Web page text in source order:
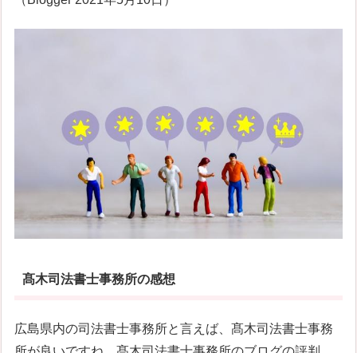
髙木司法書士事務所の感想
広島県内の司法書士事務所と言えば、髙木司法書士事務